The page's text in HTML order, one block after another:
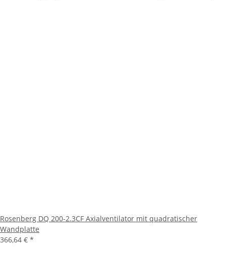
Rosenberg DQ 200-2.3CF Axialventilator mit quadratischer
Wandplatte
366,64 € *